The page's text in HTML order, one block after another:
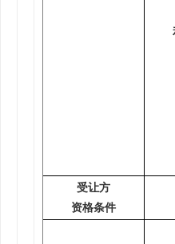
受让方
资格条件